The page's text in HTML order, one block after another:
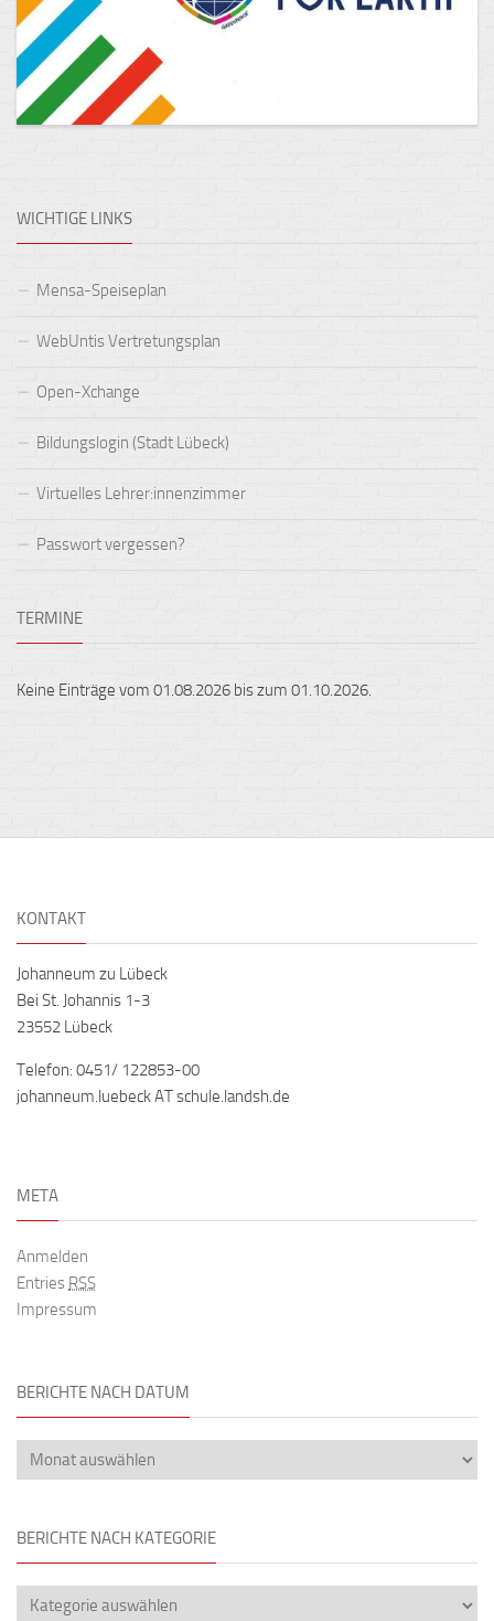
WICHTIGE LINKS
Mensa-Speiseplan
WebUntis Vertretungsplan
Open-Xchange
Bildungslogin (Stadt Lübeck)
Virtuelles Lehrer:innenzimmer
Passwort vergessen?
TERMINE
Keine Einträge vom 01.08.2026 bis zum 01.10.2026.
KONTAKT
Johanneum zu Lübeck
Bei St. Johannis 1-3
23552 Lübeck
Telefon: 0451/ 122853-00
johanneum.luebeck AT schule.landsh.de
META
Anmelden
Entries RSS
Impressum
BERICHTE NACH DATUM
BERICHTE NACH KATEGORIE